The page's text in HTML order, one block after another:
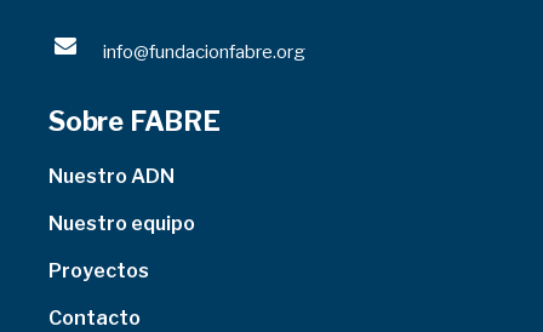
info@fundacionfabre.org
Sobre FABRE
Nuestro ADN
Nuestro equipo
Proyectos
Contacto